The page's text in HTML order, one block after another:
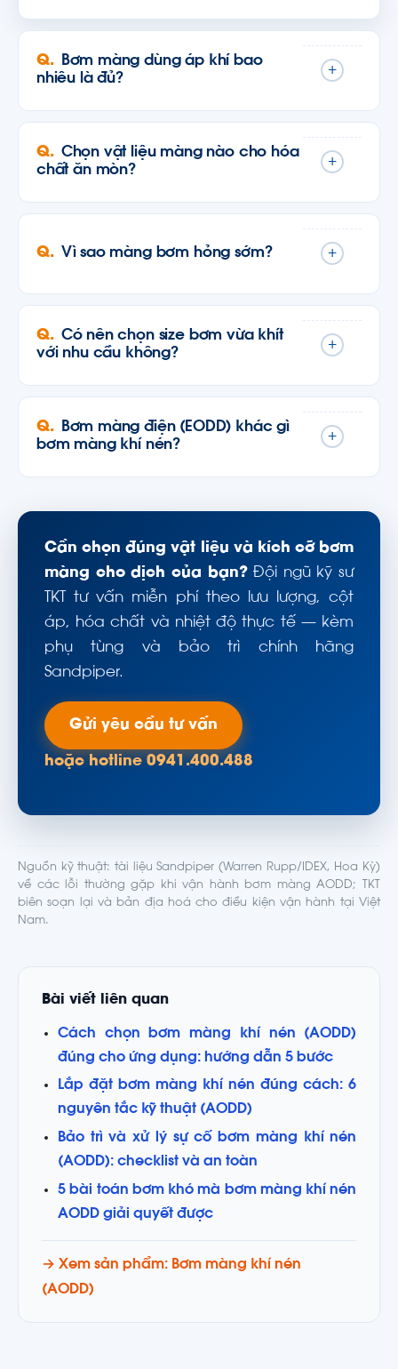
Bơm màng dùng áp khí bao
nhiêu là đủ?
+
Chọn vật liệu màng nào cho hóa
chất ăn mòn?
+
Vì sao màng bơm hỏng sớm? +
Có nên chọn size bơm vừa khít
với nhu cầu không?
+
Bơm màng điện (EODD) khác gì
bơm màng khí nén?
+
Cần chọn đúng vật liệu và kích cỡ bơm
màng cho dịch của bạn?Đội ngũ kỹ sư
TKT tư vấn miễn phí theo lưu lượng, cột
áp, hóa chất và nhiệt độ thực tế — kèm
phụ tùng và bảo trì chính hãng
Sandpiper.
Gửi yêu cầu tư vấn
hoặc hotline 0941.400.488
Nguồn kỹ thuật: tài liệu Sandpiper (Warren Rupp/IDEX, Hoa Kỳ)
về các lỗi thường gặp khi vận hành bơm màng AODD; TKT
biên soạn lại và bản địa hoá cho điều kiện vận hành tại Việt
Nam.
Bài viết liên quan
Cách chọn bơm màng khí nén (AODD)
đúng cho ứng dụng: hướng dẫn 5 bước
Lắp đặt bơm màng khí nén đúng cách: 6
nguyên tắc kỹ thuật (AODD)
Bảo trì và xử lý sự cố bơm màng khí nén
(AODD): checklist và an toàn
5 bài toán bơm khó mà bơm màng khí nén
AODD giải quyết được
→ Xem sản phẩm: Bơm màng khí nén
(AODD)